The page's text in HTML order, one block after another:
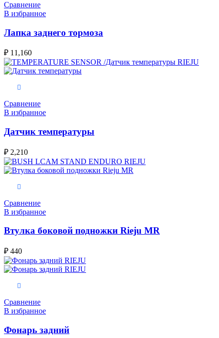
Сравнение
В избранное
Лапка заднего тормоза
₽ 11,160
Сравнение
В избранное
Датчик температуры
₽ 2,210
Сравнение
В избранное
Втулка боковой подножки Rieju MR
₽ 440
Сравнение
В избранное
Фонарь задний